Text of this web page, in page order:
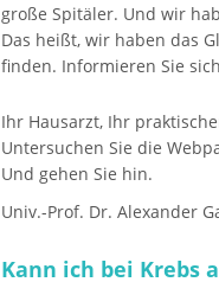
große Spitäler. Und wir
Das heißt, wir haben das
finden. Informieren Sie
Ihr Hausarzt, Ihr
Untersuchen Sie die
Und gehen Sie hin.
Univ.-Prof. Dr. Alexander
Kann ich bei Krebs